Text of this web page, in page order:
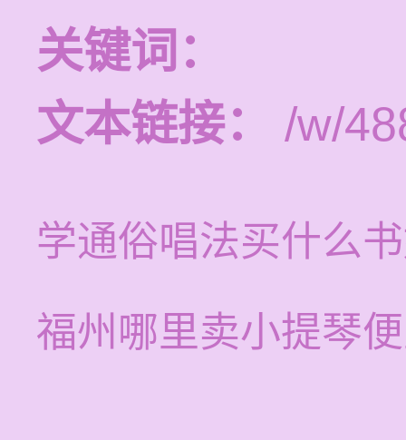
关键词：
文本链接：
/w/
学通俗唱法买什么
福州哪里卖小提琴